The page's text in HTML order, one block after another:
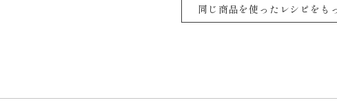
同じ商品を使ったレシピをも